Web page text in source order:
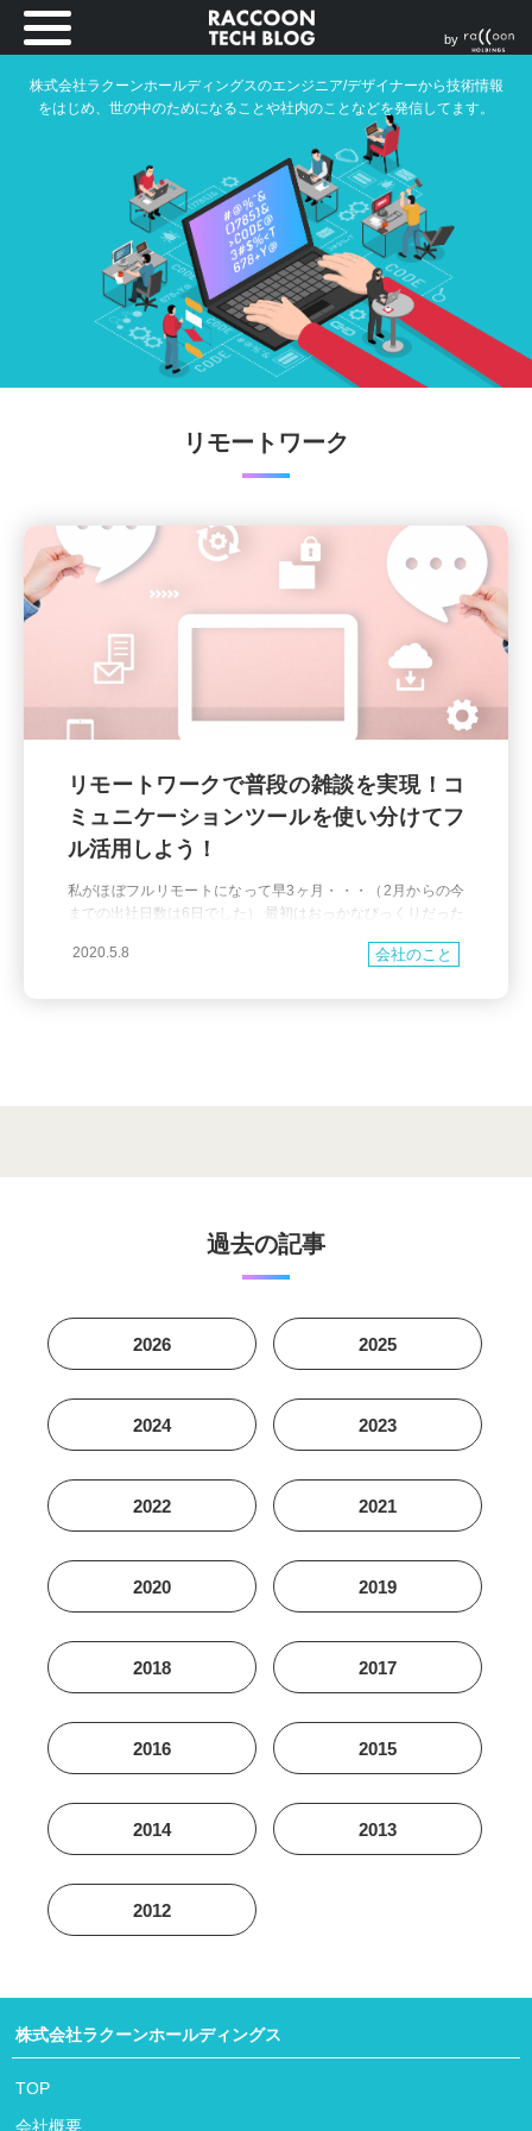
株式会社ラクーンホールディングスのエンジニア/デザイナーから技術情報
をはじめ、世の中のためになることや社内のことなどを発信してます。
by
リモートワーク
リモートワークで普段の雑談を実現！コ
ミュニケーションツールを使い分けてフ
ル活用しよう！
私がほぼフルリモートになって早3ヶ月・・・（2月からの今
までの出社日数は6日でした） 最初はおっかなびっくりだった
ート推奨になったのが1月27日からで、相当早い段階だったと
2020.5.8 会社のこと
過去の記事
2026 2025
2024 2023
2022 2021
2020 2019
2018 2017
2016 2015
2014 2013
2012
株式会社ラクーンホールディングス
TOP
会社概要